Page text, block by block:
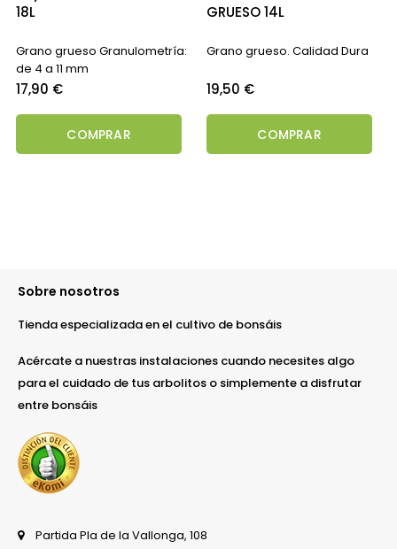
18L
Grano grueso Granulometría:
de 4 a 11 mm
Precio
17,90 €
COMPRAR
GRUESO 14L
Grano grueso. Calidad Dura
Precio
19,50 €
COMPRAR
Sobre nosotros
Tienda especializada en el cultivo de bonsáis
Acércate a nuestras instalaciones cuando necesites algo
para el cuidado de tus arbolitos o simplemente a disfrutar
entre bonsáis
Partida Pla de la Vallonga, 108